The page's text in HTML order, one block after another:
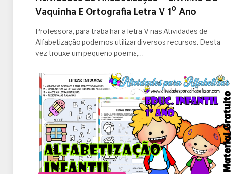
Vaquinha E Ortografia Letra V 1º Ano
Professora, para trabalhar a letra V nas Atividades de
Alfabetização podemos utilizar diversos recursos. Desta
vez trouxe um pequeno poema,…